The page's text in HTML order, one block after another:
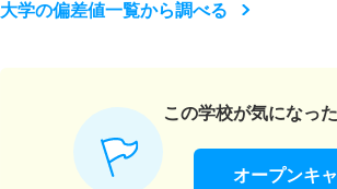
大学の偏差値一覧から調べる
この学校が気になっ
オープンキ